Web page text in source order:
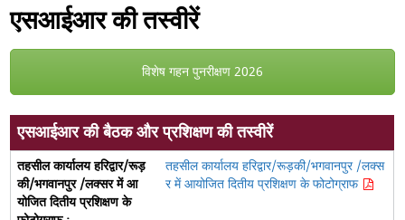
एसआईआर की तस्वीरें
विशेष गहन पुनरीक्षण 2026
एसआईआर की बैठक और प्रशिक्षण की तस्वीरें
तहसील कार्यालय हरिद्वार/रूड़की/भगवानपुर /लक्स
र में आयोजित दितीय प्रशिक्षण के फोटोग्राफ